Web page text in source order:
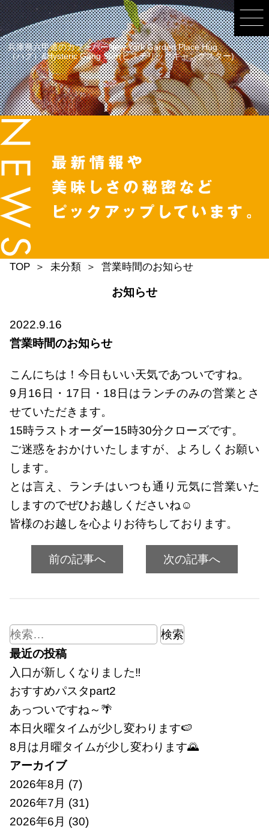
兵庫県六甲道のカフェバーNew York Garden Place Hug
（ハグ）&Hysteric Gang Star(ヒステリックギャングスター)
TOP 未分類 営業時間のお知らせ
お知らせ
2022.9.16
営業時間のお知らせ
こんにちは！今日もいい天気であついですね。
9月16日・17日・18日はランチのみの営業とさ
せていただきます。
15時ラストオーダー15時30分クローズです。
ご迷惑をおかけいたしますが、よろしくお願い
します。
とは言え、ランチはいつも通り元気に営業いた
しますのでぜひお越しくださいね☺
皆様のお越しを心よりお待ちしております。
前の記事へ 次の記事へ
検
索:
最近の投稿
入口が新しくなりました‼
おすすめパスタpart2
あっついですね～🌴
本日火曜タイムが少し変わります🍉
8月は月曜タイムが少し変わります🌄
アーカイブ
2026年8月 (7)
2026年7月 (31)
2026年6月 (30)